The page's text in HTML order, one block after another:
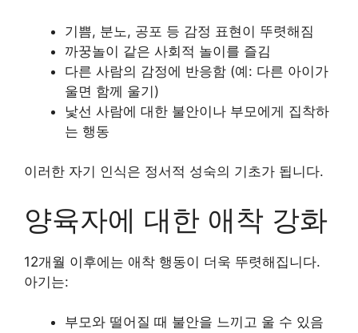
기쁨, 분노, 공포 등 감정 표현이 뚜렷해짐
까꿍놀이 같은 사회적 놀이를 즐김
다른 사람의 감정에 반응함 (예: 다른 아이가
울면 함께 울기)
낯선 사람에 대한 불안이나 부모에게 집착하
는 행동
이러한 자기 인식은 정서적 성숙의 기초가 됩니다.
양육자에 대한 애착 강화
12개월 이후에는 애착 행동이 더욱 뚜렷해집니다.
아기는:
부모와 떨어질 때 불안을 느끼고 울 수 있음